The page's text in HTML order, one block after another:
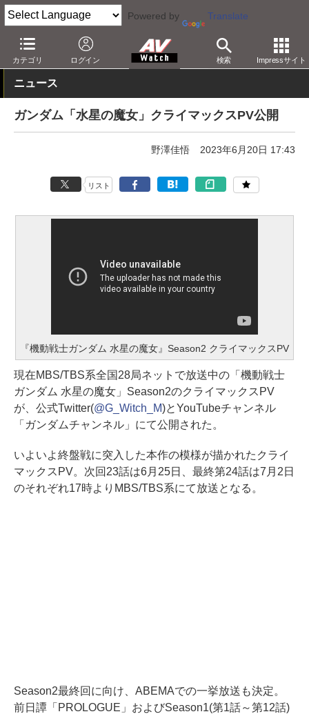
Powered by Translate
カテゴリ ログイン 検索 Impressサイト
AV Watch コンテンツ・サービス アニメ
ニュース
ガンダム「水星の魔女」クライマックスPV公開
野澤佳悟 2023年6月20日 17:43
リスト
『機動戦士ガンダム 水星の魔女』Season2 クライマックスPV
現在MBS/TBS系全国28局ネットで放送中の「機動戦士
ガンダム 水星の魔女」Season2のクライマックスPV
が、公式Twitter(@G_Witch_M)とYouTubeチャンネル
「ガンダムチャンネル」にて公開された。
いよいよ終盤戦に突入した本作の模様が描かれたクライ
マックスPV。次回23話は6月25日、最終第24話は7月2日
のそれぞれ17時よりMBS/TBS系にて放送となる。
Season2最終回に向け、ABEMAでの一挙放送も決定。
前日譚「PROLOGUE」およびSeason1(第1話～第12話)